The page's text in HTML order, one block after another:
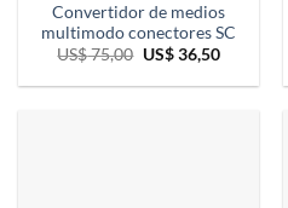
Convertidor de medios
multimodo conectores SC
US$75,00 El
original
US$36,50El
actual